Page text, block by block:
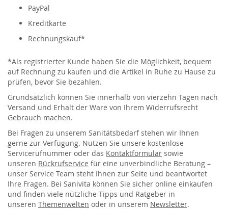
PayPal
Kreditkarte
Rechnungskauf*
*Als registrierter Kunde haben Sie die Möglichkeit, bequem
auf Rechnung zu kaufen und die Artikel in Ruhe zu Hause zu
prüfen, bevor Sie bezahlen.
Grundsätzlich können Sie innerhalb von vierzehn Tagen nach
Versand und Erhalt der Ware von Ihrem Widerrufsrecht
Gebrauch machen.
Bei Fragen zu unserem Sanitätsbedarf stehen wir Ihnen
gerne zur Verfügung. Nutzen Sie unsere kostenlose
Servicerufnummer oder das Kontaktformular sowie
unseren Rückrufservice für eine unverbindliche Beratung –
unser Service Team steht Ihnen zur Seite und beantwortet
Ihre Fragen. Bei Sanivita können Sie sicher online einkaufen
und finden viele nützliche Tipps und Ratgeber in
unseren Themenwelten oder in unserem Newsletter.